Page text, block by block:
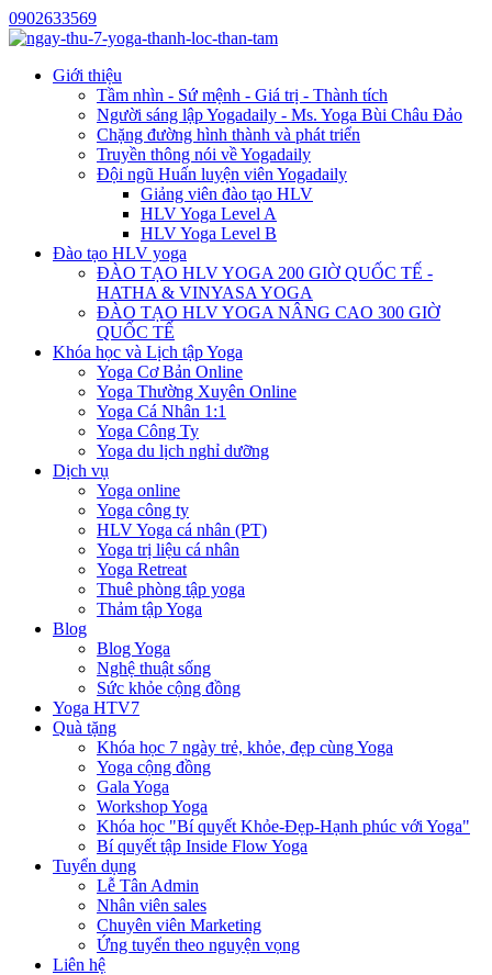
0902633569
Giới thiệu
Tầm nhìn - Sứ mệnh - Giá trị - Thành tích
Người sáng lập Yogadaily - Ms. Yoga Bùi Châu Đảo
Chặng đường hình thành và phát triển
Truyền thông nói về Yogadaily
Đội ngũ Huấn luyện viên Yogadaily
Giảng viên đào tạo HLV
HLV Yoga Level A
HLV Yoga Level B
Đào tạo HLV yoga
ĐÀO TẠO HLV YOGA 200 GIỜ QUỐC TẾ -
HATHA & VINYASA YOGA
ĐÀO TẠO HLV YOGA NÂNG CAO 300 GIỜ
QUỐC TẾ
Khóa học và Lịch tập Yoga
Yoga Cơ Bản Online
Yoga Thường Xuyên Online
Yoga Cá Nhân 1:1
Yoga Công Ty
Yoga du lịch nghỉ dưỡng
Dịch vụ
Yoga online
Yoga công ty
HLV Yoga cá nhân (PT)
Yoga trị liệu cá nhân
Yoga Retreat
Thuê phòng tập yoga
Thảm tập Yoga
Blog
Blog Yoga
Nghệ thuật sống
Sức khỏe cộng đồng
Yoga HTV7
Quà tặng
Khóa học 7 ngày trẻ, khỏe, đẹp cùng Yoga
Yoga cộng đồng
Gala Yoga
Workshop Yoga
Khóa học "Bí quyết Khỏe-Đẹp-Hạnh phúc với Yoga"
Bí quyết tập Inside Flow Yoga
Tuyển dụng
Lễ Tân Admin
Nhân viên sales
Chuyên viên Marketing
Ứng tuyển theo nguyện vọng
Liên hệ